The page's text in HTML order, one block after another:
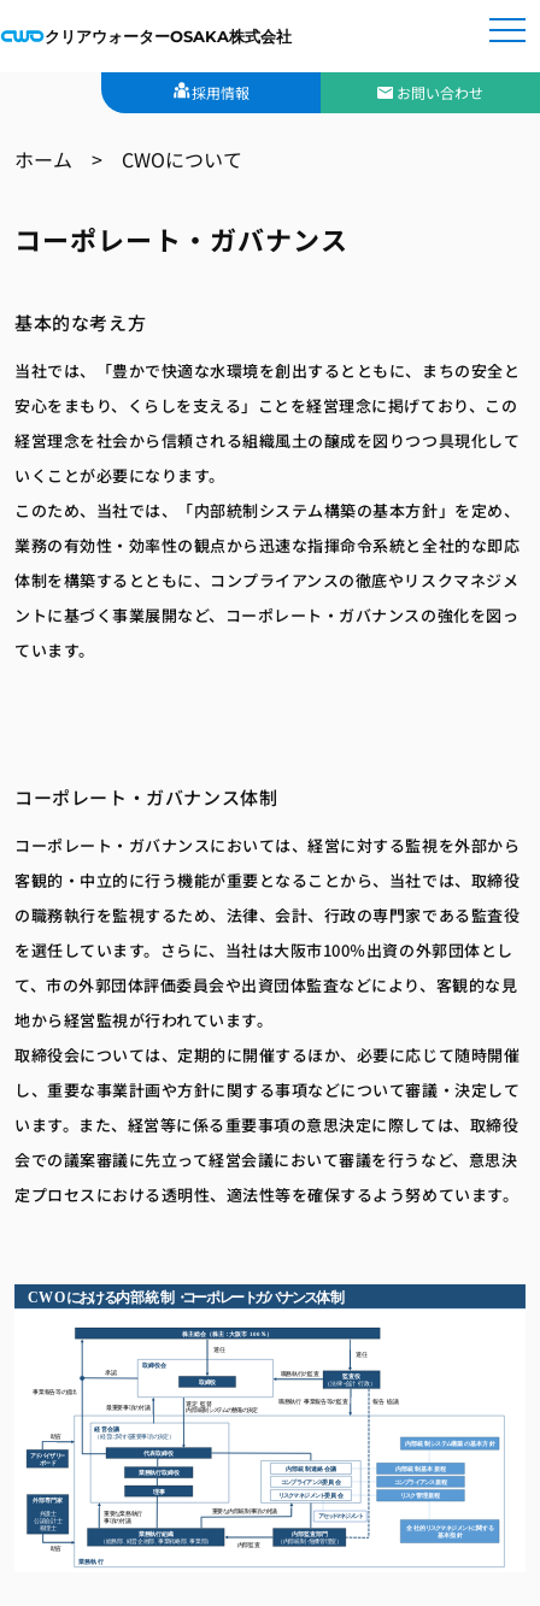
クリアウォーターOSAKA株式会社
採用情報 お問い合わせ
ホーム > CWOについて
コーポレート・ガバナンス
基本的な考え方
当社では、「豊かで快適な水環境を創出するとともに、まちの安全と
安心をまもり、くらしを支える」ことを経営理念に掲げており、この
経営理念を社会から信頼される組織風土の醸成を図りつつ具現化して
いくことが必要になります。
このため、当社では、「内部統制システム構築の基本方針」を定め、
業務の有効性・効率性の観点から迅速な指揮命令系統と全社的な即応
体制を構築するとともに、コンプライアンスの徹底やリスクマネジメ
ントに基づく事業展開など、コーポレート・ガバナンスの強化を図っ
ています。
コーポレート・ガバナンス体制
コーポレート・ガバナンスにおいては、経営に対する監視を外部から
客観的・中立的に行う機能が重要となることから、当社では、取締役
の職務執行を監視するため、法律、会計、行政の専門家である監査役
を選任しています。さらに、当社は大阪市100％出資の外郭団体とし
て、市の外郭団体評価委員会や出資団体監査などにより、客観的な見
地から経営監視が行われています。
取締役会については、定期的に開催するほか、必要に応じて随時開催
し、重要な事業計画や方針に関する事項などについて審議・決定して
います。また、経営等に係る重要事項の意思決定に際しては、取締役
会での議案審議に先立って経営会議において審議を行うなど、意思決
定プロセスにおける透明性、適法性等を確保するよう努めています。